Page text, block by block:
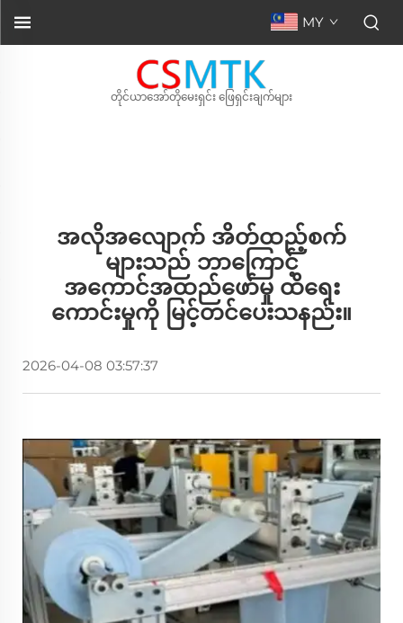
MY
တိုင်ယာအော်တိုမေးရှင်း ဖြေရှင်းချက်များ
အလိုအလျောက် အိတ်ထည့်စက်
များသည် ဘာကြောင့်
အကောင်အထည်ဖော်မှု ထိရေး
ကောင်းမှုကို မြင့်တင်ပေးသနည်း။
2026-04-08 03:57:37